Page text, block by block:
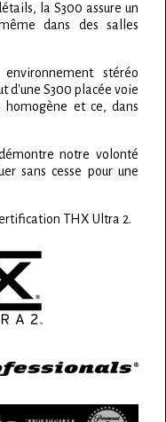
la S300 assure un
dans des salles
stéréo
d'une S300 placée voie
et ce, dans
notre volonté
sans cesse pour une
THX Ultra 2.